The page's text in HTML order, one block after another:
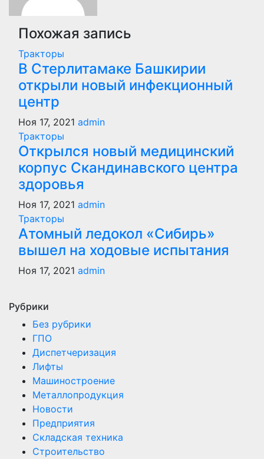
Похожая запись
Тракторы
В Стерлитамаке Башкирии
открыли новый инфекционный
центр
Ноя 17, 2021 admin
Тракторы
Открылся новый медицинский
корпус Скандинавского центра
здоровья
Ноя 17, 2021 admin
Тракторы
Атомный ледокол «Сибирь»
вышел на ходовые испытания
Ноя 17, 2021 admin
Рубрики
Без рубрики
ГПО
Диспетчеризация
Лифты
Машиностроение
Металлопродукция
Новости
Предприятия
Складская техника
Строительство